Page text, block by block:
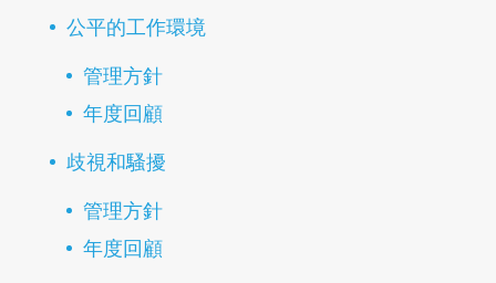
公平的工作環境
管理方針
年度回顧
歧視和騷擾
管理方針
年度回顧